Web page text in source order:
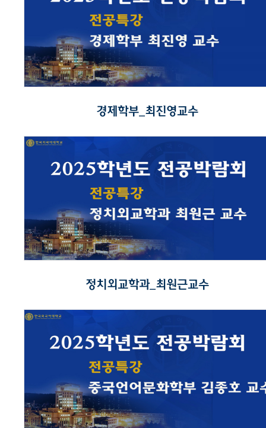
경제학부_최진영교수
정치외교학과_최원근교수